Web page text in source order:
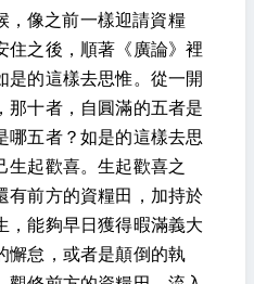
，像之前一樣迎請資糧
住之後，順著《廣論》裡
是的這樣去思惟。從一開
那十者，自圓滿的五者是
哪五者？如是的這樣去思
生起歡喜。生起歡喜之
有前方的資糧田，加持於
，能夠早日獲得暇滿義大
懈怠，或者是顛倒的執